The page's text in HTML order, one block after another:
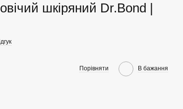
шкіряний Dr.Bond |
Порівняти В бажання